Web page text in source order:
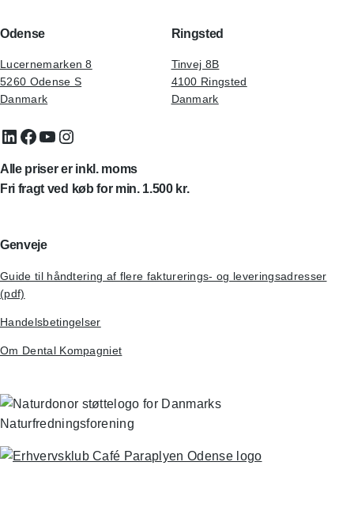
Odense
Lucernemarken 8
5260 Odense S
Danmark
Ringsted
Tinvej 8B
4100 Ringsted
Danmark
LinkedIn Facebook YouTube Instagram
Alle priser er inkl. moms
Fri fragt ved køb for min. 1.500 kr.
Genveje
Guide til håndtering af flere fakturerings- og leveringsadresser
(pdf)
Handelsbetingelser
Om Dental Kompagniet